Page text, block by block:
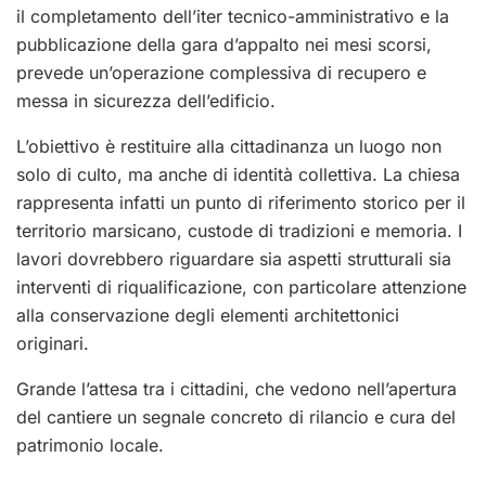
il completamento dell’iter tecnico-amministrativo e la
pubblicazione della gara d’appalto nei mesi scorsi,
prevede un’operazione complessiva di recupero e
messa in sicurezza dell’edificio.
L’obiettivo è restituire alla cittadinanza un luogo non
solo di culto, ma anche di identità collettiva. La chiesa
rappresenta infatti un punto di riferimento storico per il
territorio marsicano, custode di tradizioni e memoria. I
lavori dovrebbero riguardare sia aspetti strutturali sia
interventi di riqualificazione, con particolare attenzione
alla conservazione degli elementi architettonici
originari.
Grande l’attesa tra i cittadini, che vedono nell’apertura
del cantiere un segnale concreto di rilancio e cura del
patrimonio locale.